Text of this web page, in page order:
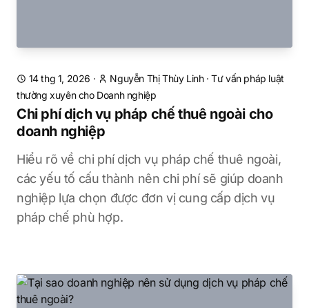
14 thg 1, 2026 · Nguyễn Thị Thùy Linh·Tư vấn pháp luật
thường xuyên cho Doanh nghiệp
Chi phí dịch vụ pháp chế thuê ngoài cho
doanh nghiệp
Hiểu rõ về chi phí dịch vụ pháp chế thuê ngoài,
các yếu tố cấu thành nên chi phí sẽ giúp doanh
nghiệp lựa chọn được đơn vị cung cấp dịch vụ
pháp chế phù hợp.